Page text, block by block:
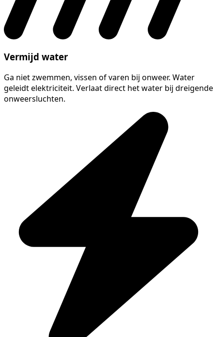
Vermijd water
Ga niet zwemmen, vissen of varen bij onweer. Water
geleidt elektriciteit. Verlaat direct het water bij dreigende
onweersluchten.